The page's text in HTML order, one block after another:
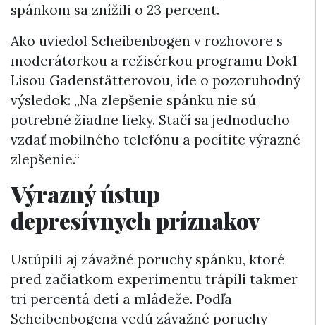
spánkom sa znížili o 23 percent.
Ako uviedol Scheibenbogen v rozhovore s
moderátorkou a režisérkou programu Dok1
Lisou Gadenstätterovou, ide o pozoruhodný
výsledok: „Na zlepšenie spánku nie sú
potrebné žiadne lieky. Stačí sa jednoducho
vzdať mobilného telefónu a pocítite výrazné
zlepšenie.“
Výrazný ústup
depresívnych príznakov
Ustúpili aj závažné poruchy spánku, ktoré
pred začiatkom experimentu trápili takmer
tri percentá detí a mládeže. Podľa
Scheibenbogena vedú závažné poruchy